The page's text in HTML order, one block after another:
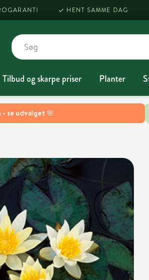
se udvalget 🌸
HENT SAMME DAG
Tilbud og skarpe priser Planter